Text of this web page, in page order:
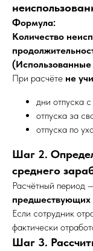
Формула:
Количество
(Использованные
При расчёте не
дни отпуска
отпуска за
отпуска по
Шаг 2.
среднего
Расчётный период
предшествующих
Если сотрудник
фактически
Шаг 3.